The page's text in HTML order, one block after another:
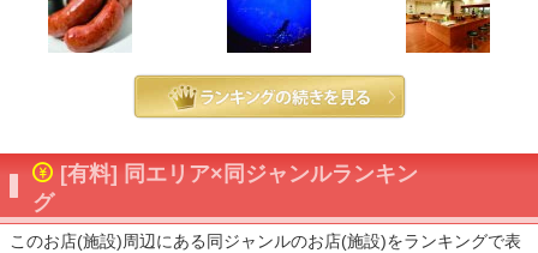
[有料] 同エリア×同ジャンルランキン
グ
このお店(施設)周辺にある同ジャンルのお店(施設)をランキングで表